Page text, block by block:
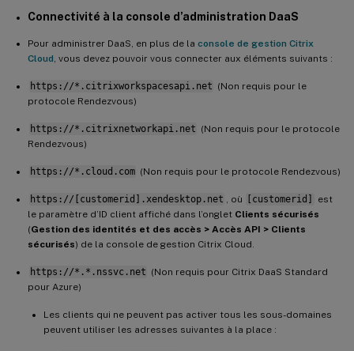
Connectivité à la console d’administration DaaS
Pour administrer DaaS, en plus de la console de gestion Citrix
Cloud, vous devez pouvoir vous connecter aux éléments suivants :
https://*.citrixworkspacesapi.net (Non requis pour le
protocole Rendezvous)
https://*.citrixnetworkapi.net (Non requis pour le protocole
Rendezvous)
https://*.cloud.com (Non requis pour le protocole Rendezvous)
https://[customerid].xendesktop.net , où [customerid]
est
le paramètre d’ID client affiché dans l’onglet Clients sécurisés
(Gestion des identités et des accès > Accès API > Clients
sécurisés) de la console de gestion Citrix Cloud.
https://*.*.nssvc.net (Non requis pour Citrix DaaS Standard
pour Azure)
Les clients qui ne peuvent pas activer tous les sous-domaines
peuvent utiliser les adresses suivantes à la place :